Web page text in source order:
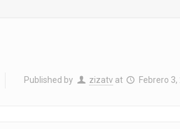
Published by zizatv at Febrero 3,